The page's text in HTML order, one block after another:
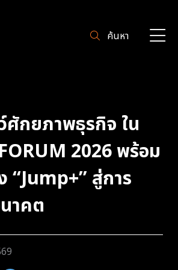
ค้นหา
ศักยภาพธุรกิจ ใน
2026 พร้อม
“Jump+” สู่การ
าคต